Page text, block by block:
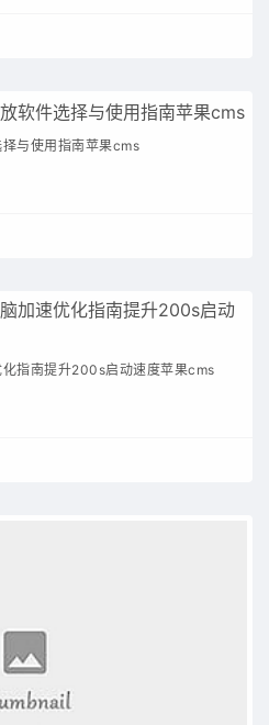
与使用指南苹果cms
指南提升200s启动速度苹果cms